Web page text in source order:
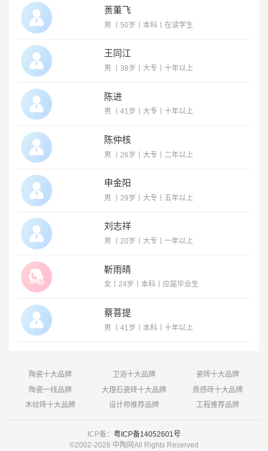
蒉董飞
男 丨50岁丨本科丨在读学生
王同江
男 丨38岁丨大专丨十年以上
陈进
男 丨41岁丨大专丨十年以上
陈仲核
男 丨26岁丨大专丨二年以上
申金阳
男 丨29岁丨大专丨五年以上
刘志祥
男 丨20岁丨大专丨一年以上
靳雨晴
女丨24岁丨本科丨应届毕业生
蔡菩提
男 丨41岁丨本科丨十年以上
陶瓷十大品牌 卫浴十大品牌
瓷砖十大品牌
陶瓷一线品牌
大理石瓷砖十大品牌
质感砖十大品牌
木纹砖十大品牌
设计师推荐品牌 工程推荐品牌
ICP备： 粤ICP备14052601号
©2002-2026 中陶网All Rights Reserved